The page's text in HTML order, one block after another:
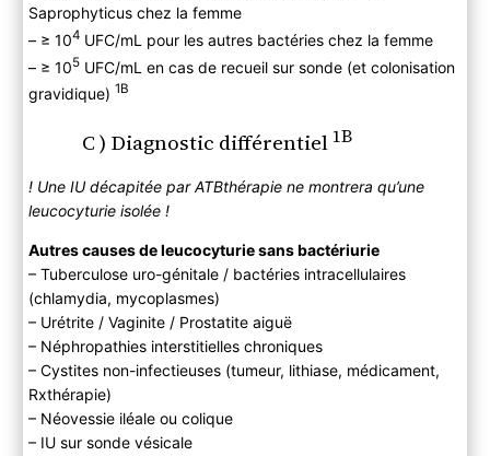
Saprophyticus chez la femme
– ≥ 104UFC/mL pour les autres bactéries chez la femme
– ≥ 105UFC/mL en cas de recueil sur sonde (et colonisation
gravidique) 1B
C ) Diagnostic différentiel1B
! Une IU décapitée par ATBthérapie ne montrera qu’une
leucocyturie isolée !
Autres causes de leucocyturie sans bactériurie
– Tuberculose uro-génitale / bactéries intracellulaires
(chlamydia, mycoplasmes)
– Urétrite / Vaginite / Prostatite aiguë
– Néphropathies interstitielles chroniques
– Cystites non-infectieuses (tumeur, lithiase, médicament,
Rxthérapie)
– Néovessie iléale ou colique
– IU sur sonde vésicale